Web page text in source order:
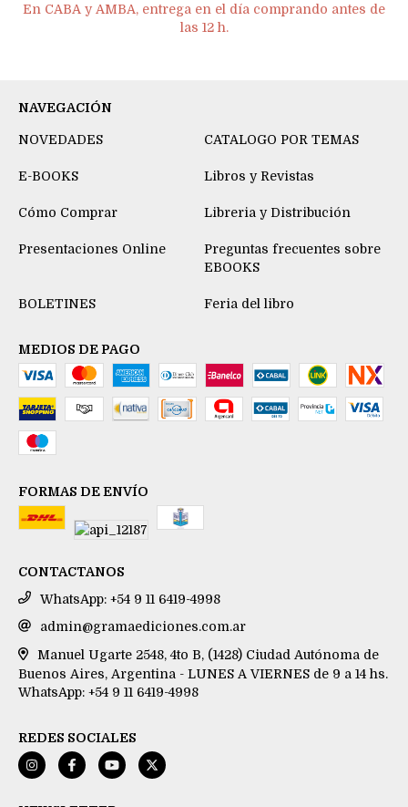
En CABA y AMBA, entrega en el día comprando antes de
las 12 h.
NAVEGACIÓN
NOVEDADES CATALOGO POR TEMAS
E-BOOKS Libros y Revistas
Cómo Comprar Libreria y Distribución
Presentaciones Online
Preguntas frecuentes sobre
EBOOKS
BOLETINES Feria del libro
MEDIOS DE PAGO
FORMAS DE ENVÍO
CONTACTANOS
WhatsApp: +54 9 11 6419-4998
admin@gramaediciones.com.ar
Manuel Ugarte 2548, 4to B, (1428) Ciudad Autónoma de
Buenos Aires, Argentina - LUNES A VIERNES de 9 a 14 hs.
WhatsApp: +54 9 11 6419-4998
REDES SOCIALES